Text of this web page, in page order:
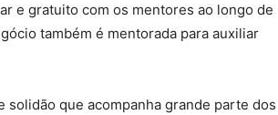
e gratuito com os mentores ao longo de
também é mentorada para auxiliar
solidão que acompanha grande parte dos